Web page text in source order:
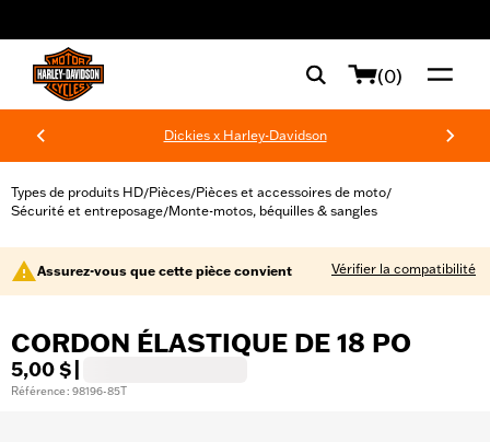
(0)
Dickies x Harley-Davidson
Types de produits HD/Pièces/Pièces et accessoires de moto/
Sécurité et entreposage/Monte-motos, béquilles & sangles
Assurez-vous que cette pièce convient Vérifier la compatibilité
CORDON ÉLASTIQUE DE 18 PO
5,00 $
Référence : 98196-85T